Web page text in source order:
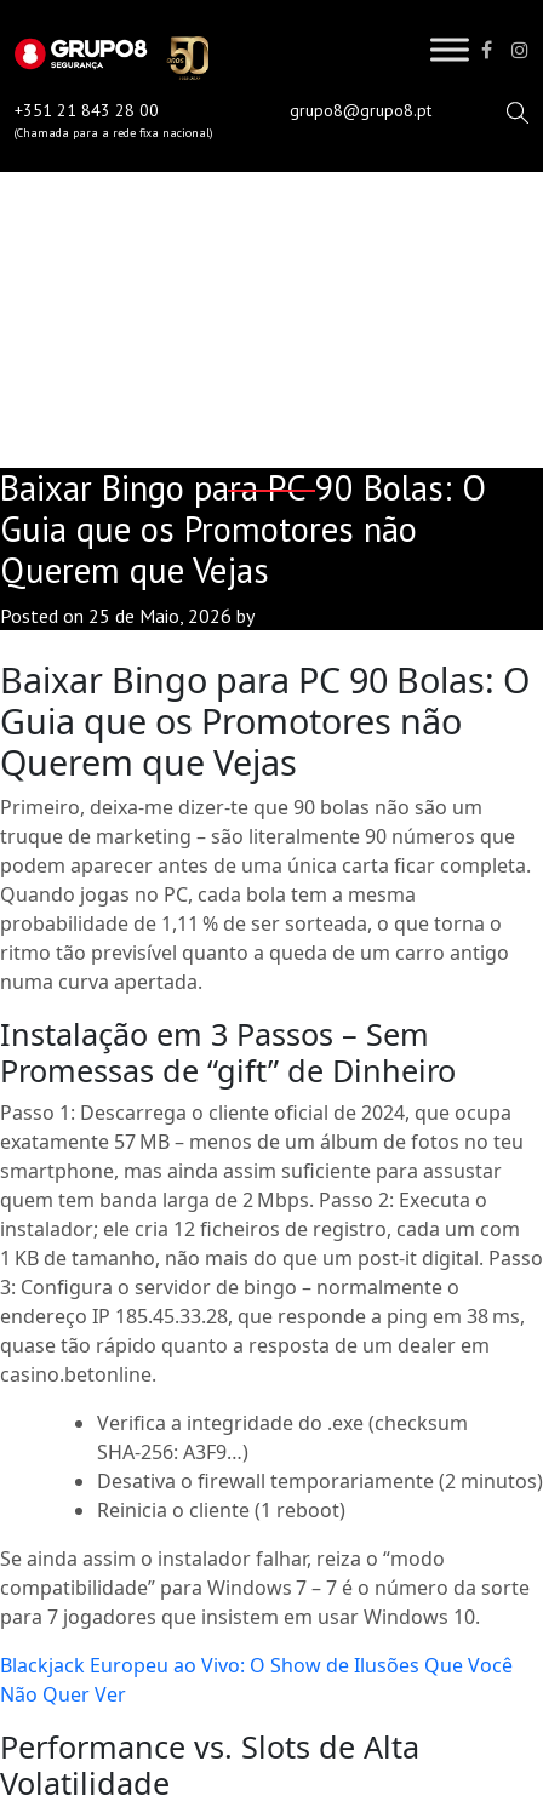
to
content
+351 21 843 28 00
(Chamada para a rede fixa nacional)
grupo8@grupo8.pt
Baixar Bingo para PC 90 Bolas: O
Guia que os Promotores não
Querem que Vejas
Posted on 25 de Maio, 2026 by
Baixar Bingo para PC 90 Bolas: O
Guia que os Promotores não
Querem que Vejas
Primeiro, deixa-me dizer-te que 90 bolas não são um
truque de marketing – são literalmente 90 números que
podem aparecer antes de uma única carta ficar completa.
Quando jogas no PC, cada bola tem a mesma
probabilidade de 1,11 % de ser sorteada, o que torna o
ritmo tão previsível quanto a queda de um carro antigo
numa curva apertada.
Instalação em 3 Passos – Sem
Promessas de “gift” de Dinheiro
Passo 1: Descarrega o cliente oficial de 2024, que ocupa
exatamente 57 MB – menos de um álbum de fotos no teu
smartphone, mas ainda assim suficiente para assustar
quem tem banda larga de 2 Mbps. Passo 2: Executa o
instalador; ele cria 12 ficheiros de registro, cada um com
1 KB de tamanho, não mais do que um post-it digital. Passo
3: Configura o servidor de bingo – normalmente o
endereço IP 185.45.33.28, que responde a ping em 38 ms,
quase tão rápido quanto a resposta de um dealer em
casino.betonline.
Verifica a integridade do .exe (checksum
SHA‑256: A3F9…)
Desativa o firewall temporariamente (2 minutos)
Reinicia o cliente (1 reboot)
Se ainda assim o instalador falhar, reiza o “modo
compatibilidade” para Windows 7 – 7 é o número da sorte
para 7 jogadores que insistem em usar Windows 10.
Blackjack Europeu ao Vivo: O Show de Ilusões Que Você
Não Quer Ver
Performance vs. Slots de Alta
Volatilidade